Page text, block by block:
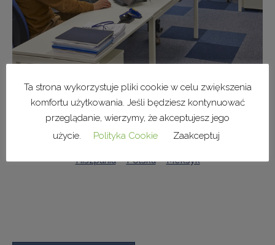
Tu można się zapoznać z poszczególnymi stanowiskami
Hiszpania–Polska–Meksyk
Ta strona wykorzystuje pliki cookie w celu zwiększenia
komfortu użytkowania. Jeśli będziesz kontynuować
przeglądanie, wierzymy, że akceptujesz jego
użycie.
Polityka Cookie Zaakceptuj